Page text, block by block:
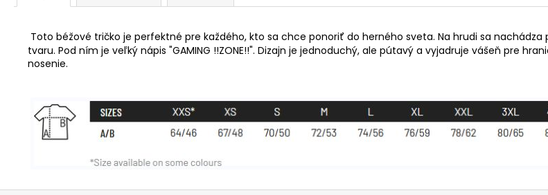
Toto béžové tričko je perfektné pre každého, kto sa chce ponoriť do herného sveta. Na hrudi sa
tvaru. Pod ním je veľký nápis "GAMING !!ZONE!!". Dizajn je jednoduchý, ale pútavý a vyjadruje vášeň pre
nosenie.